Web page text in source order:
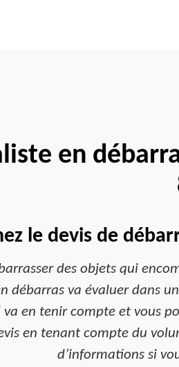
en
le devis de
des objets qui
débarras va évaluer dans
en tenir compte et vous
en tenant compte du
d’informations si